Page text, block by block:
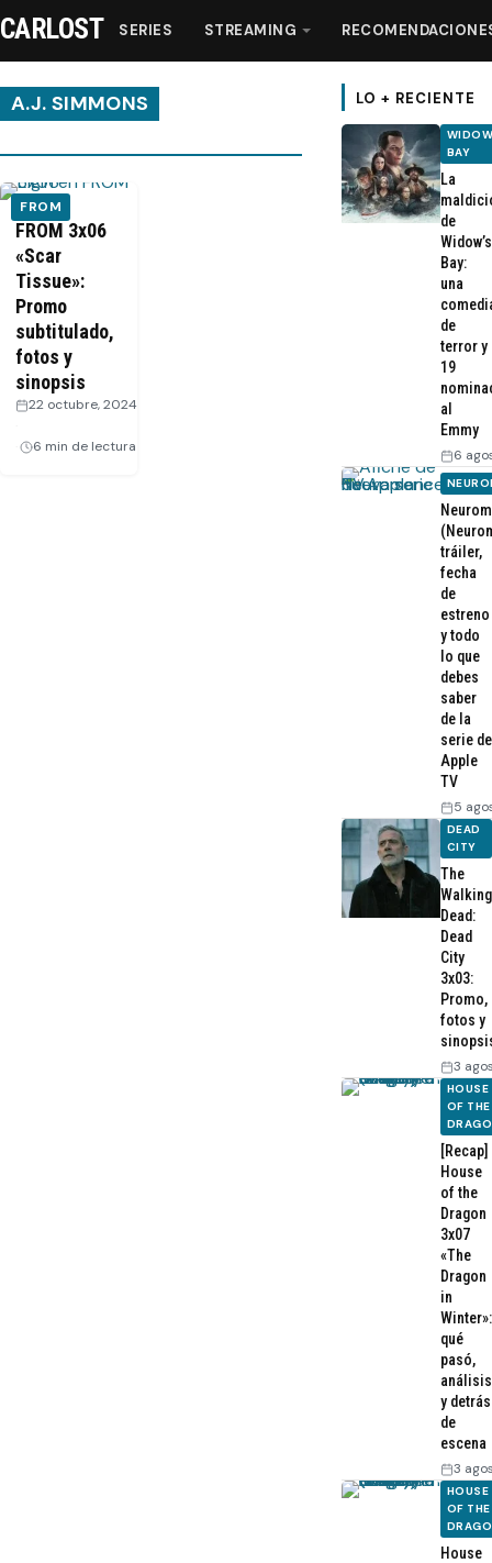
Streaming
Recomendaciones
Videos
Webisodios
CARLOST SERIES STREAMING
A.J. SIMMONS
FROM
FROM 3x06
«Scar
Tissue»:
Promo
subtitulado,
fotos y
sinopsis
22 octubre, 2024
6 min de lectura
LO + RECIENTE
BAY
La
de
Widow’s
Bay:
una
de
terror y
19
al
Emmy
6
tráiler,
fecha
de
estreno
y todo
lo que
debes
saber
de la
serie de
Apple
TV
5
DEAD
CITY
The
Walking
Dead:
Dead
City
3x03:
Promo,
fotos y
3
HOUSE
OF THE
[Recap]
House
of the
Dragon
3x07
«The
Dragon
in
Winter»:
qué
pasó,
análisis
y detrás
de
escena
3
HOUSE
OF THE
House